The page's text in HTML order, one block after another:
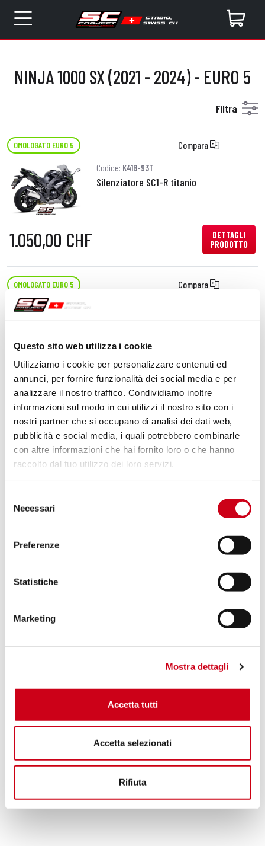
Questo sito web utilizza i cookie
Utilizziamo i cookie per personalizzare contenuti ed
annunci, per fornire funzionalità dei social media e per
analizzare il nostro traffico. Condividiamo inoltre
informazioni sul modo in cui utilizzi il nostro sito con i
nostri partner che si occupano di analisi dei dati web,
pubblicità e social media, i quali potrebbero combinarle
con altre informazioni che hai fornito loro o che hanno
raccolto dal tuo utilizzo dei loro servizi.
delNecessari
Preferenze
Statistiche
Marketing
Mostra dettagli
Accetta tutti
Accetta selezionati
Rifiuta
NINJA 1000 SX (2021 - 2024) - EURO 5
Filtra
OMOLOGATO EURO 5 Compara
Codice: K41B-93T
Silenziatore SC1-R titanio
1.050,00 CHF
DETTAGLI
PRODOTTO
OMOLOGATO EURO 5 Compara
Silenziatore SC1-R titanio, nero opaco
1.240,00 CHF
PRODOTTO